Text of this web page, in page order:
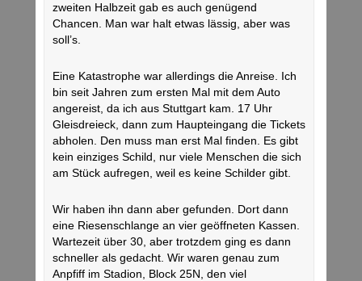
zweiten Halbzeit gab es auch genügend
Chancen. Man war halt etwas lässig, aber was
soll’s.
Eine Katastrophe war allerdings die Anreise. Ich
bin seit Jahren zum ersten Mal mit dem Auto
angereist, da ich aus Stuttgart kam. 17 Uhr
Gleisdreieck, dann zum Haupteingang die Tickets
abholen. Den muss man erst Mal finden. Es gibt
kein einziges Schild, nur viele Menschen die sich
am Stück aufregen, weil es keine Schilder gibt.
Wir haben ihn dann aber gefunden. Dort dann
eine Riesenschlange an vier geöffneten Kassen.
Wartezeit über 30, aber trotzdem ging es dann
schneller als gedacht. Wir waren genau zum
Anpfiff im Stadion, Block 25N, den viel